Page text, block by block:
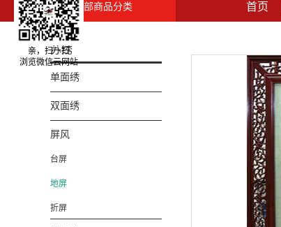
全部商品分类 首页
苏绣
单面绣
双面绣
屏风
台屏
地屏
折屏
亲，扫一扫
浏览微信云网站